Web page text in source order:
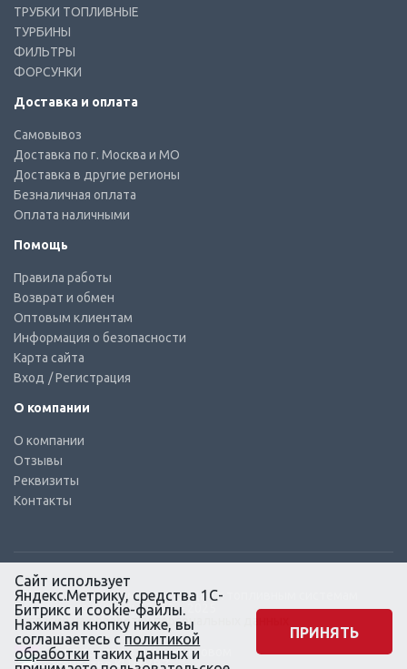
ТРУБКИ ТОПЛИВНЫЕ
ТУРБИНЫ
ФИЛЬТРЫ
ФОРСУНКИ
Доставка и оплата
Самовывоз
Доставка по г. Москва и МО
Доставка в другие регионы
Безналичная оплата
Оплата наличными
Помощь
Правила работы
Возврат и обмен
Оптовым клиентам
Информация о безопасности
Карта сайта
Вход / Регистрация
О компании
О компании
Отзывы
Реквизиты
Контакты
© КТС-Дизель – Комплектующие к топливным системам
Все права защищены, 2003 – 2025
Согласие на обработку персональных данных
Сайт создан в маркетинговом
агентстве KLUEV.BZ
Сайт использует
Яндекс.Метрику, средства 1С-
Битрикс и cookie-файлы.
Нажимая кнопку ниже, вы
соглашаетесь с политикой
обработки таких данных и
ПРИНЯТЬ